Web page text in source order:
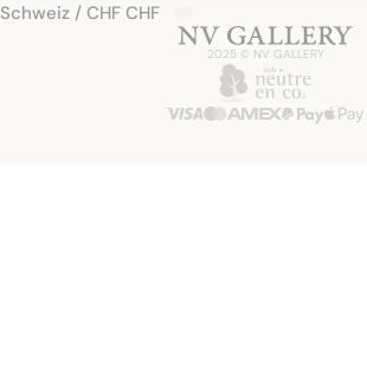
Schweiz / CHF CHF
2025 © NV GALLERY